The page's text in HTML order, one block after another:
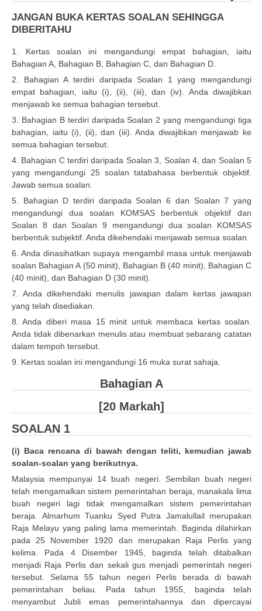
IIT-JEE
NDA
CDS
CTET
NEET
NTSE
CCE
PSA
HOTS
KVS Exam
E-BOOK (Free)
JANGAN BUKA KERTAS SOALAN SEHINGGA
DIBERITAHU
1. Kertas soalan ini mengandungi empat bahagian, iaitu
Bahagian A, Bahagian B, Bahagian C, dan Bahagian D.
2. Bahagian A terdiri daripada Soalan 1 yang mengandungi
empat bahagian, iaitu (i), (ii), (iii), dan (iv). Anda diwajibkan
menjawab ke semua bahagian tersebut.
3. Bahagian B terdiri daripada Soalan 2 yang mengandungi tiga
bahagian, iaitu (i), (ii), dan (iii). Anda diwajibkan menjawab ke
semua bahagian tersebut.
4. Bahagian C terdiri daripada Soalan 3, Soalan 4, dan Soalan 5
yang mengandungi 25 soalan tatabahasa berbentuk objektif.
Jawab semua soalan.
5. Bahagian D terdiri daripada Soalan 6 dan Soalan 7 yang
mengandungi dua soalan KOMSAS berbentuk objektif dan
Soalan 8 dan Soalan 9 mengandungi dua soalan KOMSAS
berbentuk subjektif. Anda dikehendaki menjawab semua soalan.
6. Anda dinasihatkan supaya mengambil masa untuk menjawab
soalan Bahagian A (50 minit), Bahagian B (40 minit), Bahagian C
(40 minit), dan Bahagian D (30 minit).
7. Anda dikehendaki menulis jawapan dalam kertas jawapan
yang telah disediakan.
8. Anda diberi masa 15 minit untuk membaca kertas soalan.
Anda tidak dibenarkan menulis atau membuat sebarang catatan
dalam tempoh tersebut.
9. Kertas soalan ini mengandungi 16 muka surat sahaja.
Bahagian A
[20 Markah]
SOALAN 1
(i) Baca rencana di bawah dengan teliti, kemudian jawab
soalan-soalan yang berikutnya.
Malaysia mempunyai 14 buah negeri. Sembilan buah negeri
telah mengamalkan sistem pemerintahan beraja, manakala lima
buah negeri lagi tidak mengamalkan sistem pemerintahan
beraja. Almarhum Tuanku Syed Putra Jamalullail merupakan
Raja Melayu yang paling lama memerintah. Baginda dilahirkan
pada 25 November 1920 dan merupakan Raja Perlis yang
kelima. Pada 4 Disember 1945, baginda telah ditabalkan
menjadi Raja Perlis dan sekali gus menjadi pemerintah negeri
tersebut. Selama 55 tahun negeri Perlis berada di bawah
pemerintahan beliau. Pada tahun 1955, baginda telah
menyambut Jubli emas pemerintahannya dan dipercayai